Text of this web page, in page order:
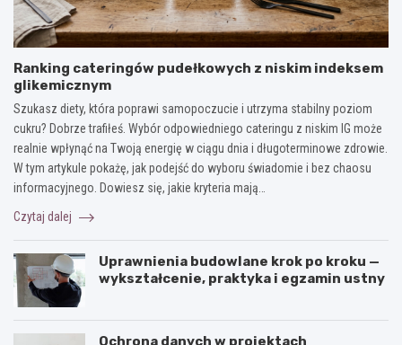
Ranking cateringów pudełkowych z niskim indeksem
glikemicznym
Szukasz diety, która poprawi samopoczucie i utrzyma stabilny poziom
cukru? Dobrze trafiłeś. Wybór odpowiedniego cateringu z niskim IG może
realnie wpłynąć na Twoją energię w ciągu dnia i długoterminowe zdrowie.
W tym artykule pokażę, jak podejść do wyboru świadomie i bez chaosu
informacyjnego. Dowiesz się, jakie kryteria mają…
Czytaj dalej
Uprawnienia budowlane krok po kroku —
wykształcenie, praktyka i egzamin ustny
Ochrona danych w projektach